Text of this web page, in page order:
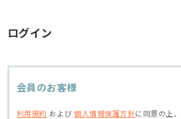
ログイン
会員のお客様
利用規約 および個人情報保護方針に同意の上、